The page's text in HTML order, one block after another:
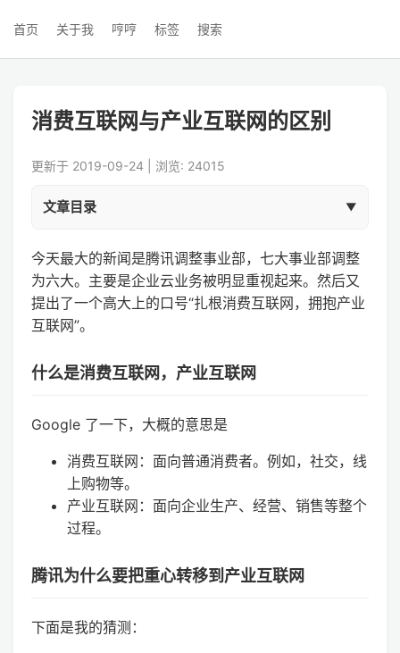
首页 关于我 哼哼 标签 搜索
消费互联网与产业互联网的区别
更新于 2019-09-24 | 浏览: 24015
文章目录
今天最大的新闻是腾讯调整事业部，七大事业部调整
为六大。主要是企业云业务被明显重视起来。然后又
提出了一个高大上的口号“扎根消费互联网，拥抱产业
互联网”。
什么是消费互联网，产业互联网
Google 了一下，大概的意思是
消费互联网：面向普通消费者。例如，社交，线
上购物等。
产业互联网：面向企业生产、经营、销售等整个
过程。
腾讯为什么要把重心转移到产业互联网
下面是我的猜测：